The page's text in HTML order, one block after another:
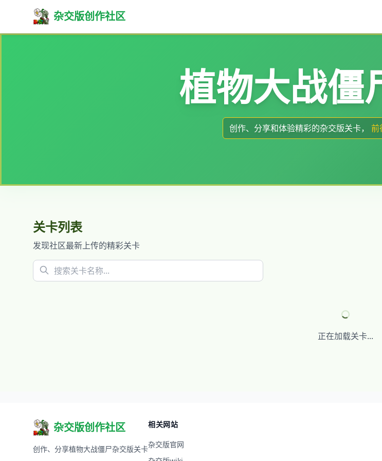
杂交版创作社区
植物大战僵
创作、分享和体验精彩的杂交版关卡， 前
关卡列表
发现社区最新上传的精彩关卡
正在加载关卡...
杂交版创作社区
创作、分享植物大战僵尸杂交版关卡
相关网站
杂交版官网